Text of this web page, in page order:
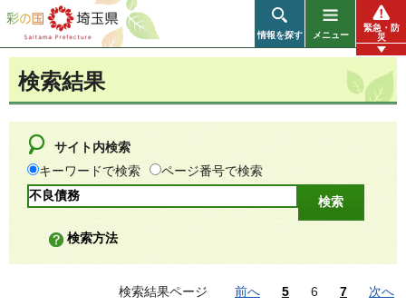
彩の国 埼玉県
情報を探す メニュー
緊急・防
災
検索結果
サイト内検索
キーワードで検索
ページ番号で検索
検索方法
検索結果ページ 前へ 5 6 7 次へ